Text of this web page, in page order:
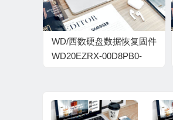
WD/西数硬盘数据恢复固件
WD20EZRX-00D8PB0-
00150001-H5-1740